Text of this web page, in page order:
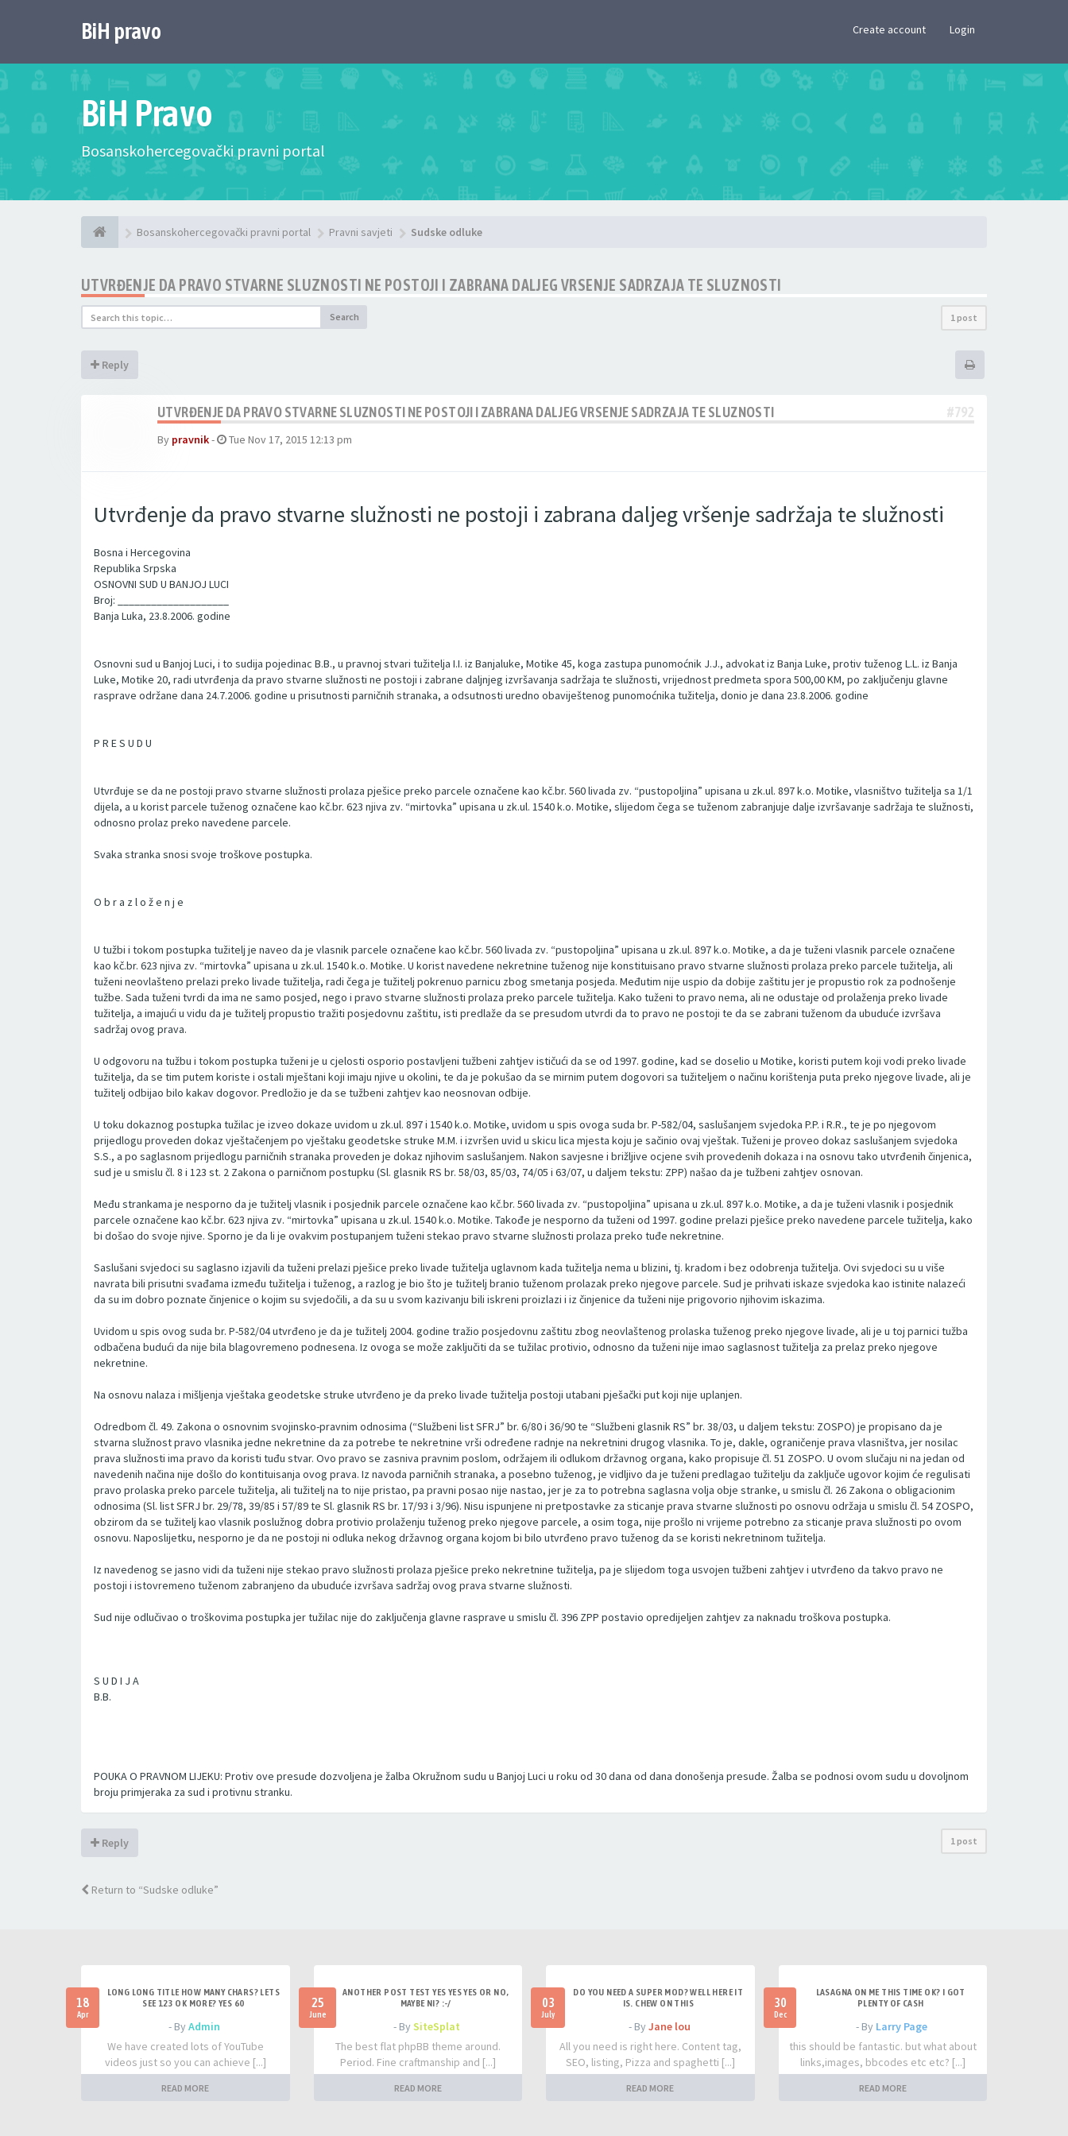
BiH pravo Create account Login
BiH Pravo
Bosanskohercegovački pravni portal
Bosanskohercegovački pravni portal Pravni savjeti Sudske odluke
UTVRĐENJE DA PRAVO STVARNE SLUZNOSTI NE POSTOJI I ZABRANA DALJEG VRSENJE SADRZAJA TE SLUZNOSTI
Search 1 post
Reply
UTVRĐENJE DA PRAVO STVARNE SLUZNOSTI NE POSTOJI I ZABRANA DALJEG VRSENJE SADRZAJA TE SLUZNOSTI #792
By pravnik- Tue Nov 17, 2015 12:13 pm
Utvrđenje da pravo stvarne služnosti ne postoji i zabrana daljeg vršenje sadržaja te služnosti
Bosna i Hercegovina
Republika Srpska
OSNOVNI SUD U BANJOJ LUCI
Broj: ____________________
Banja Luka, 23.8.2006. godine
Osnovni sud u Banjoj Luci, i to sudija pojedinac B.B., u pravnoj stvari tužitelja I.I. iz Banjaluke, Motike 45, koga zastupa punomoćnik J.J., advokat iz Banja Luke, protiv tuženog L.L. iz Banja
Luke, Motike 20, radi utvrđenja da pravo stvarne služnosti ne postoji i zabrane daljnjeg izvršavanja sadržaja te služnosti, vrijednost predmeta spora 500,00 KM, po zaključenju glavne
rasprave održane dana 24.7.2006. godine u prisutnosti parničnih stranaka, a odsutnosti uredno obaviještenog punomoćnika tužitelja, donio je dana 23.8.2006. godine
P R E S U D U
Utvrđuje se da ne postoji pravo stvarne služnosti prolaza pješice preko parcele označene kao kč.br. 560 livada zv. “pustopoljina” upisana u zk.ul. 897 k.o. Motike, vlasništvo tužitelja sa 1/1
dijela, a u korist parcele tuženog označene kao kč.br. 623 njiva zv. “mirtovka” upisana u zk.ul. 1540 k.o. Motike, slijedom čega se tuženom zabranjuje dalje izvršavanje sadržaja te služnosti,
odnosno prolaz preko navedene parcele.
Svaka stranka snosi svoje troškove postupka.
O b r a z l o ž e n j e
U tužbi i tokom postupka tužitelj je naveo da je vlasnik parcele označene kao kč.br. 560 livada zv. “pustopoljina” upisana u zk.ul. 897 k.o. Motike, a da je tuženi vlasnik parcele označene
kao kč.br. 623 njiva zv. “mirtovka” upisana u zk.ul. 1540 k.o. Motike. U korist navedene nekretnine tuženog nije konstituisano pravo stvarne služnosti prolaza preko parcele tužitelja, ali
tuženi neovlašteno prelazi preko livade tužitelja, radi čega je tužitelj pokrenuo parnicu zbog smetanja posjeda. Međutim nije uspio da dobije zaštitu jer je propustio rok za podnošenje
tužbe. Sada tuženi tvrdi da ima ne samo posjed, nego i pravo stvarne služnosti prolaza preko parcele tužitelja. Kako tuženi to pravo nema, ali ne odustaje od prolaženja preko livade
tužitelja, a imajući u vidu da je tužitelj propustio tražiti posjedovnu zaštitu, isti predlaže da se presudom utvrdi da to pravo ne postoji te da se zabrani tuženom da ubuduće izvršava
sadržaj ovog prava.
U odgovoru na tužbu i tokom postupka tuženi je u cjelosti osporio postavljeni tužbeni zahtjev ističući da se od 1997. godine, kad se doselio u Motike, koristi putem koji vodi preko livade
tužitelja, da se tim putem koriste i ostali mještani koji imaju njive u okolini, te da je pokušao da se mirnim putem dogovori sa tužiteljem o načinu korištenja puta preko njegove livade, ali je
tužitelj odbijao bilo kakav dogovor. Predložio je da se tužbeni zahtjev kao neosnovan odbije.
U toku dokaznog postupka tužilac je izveo dokaze uvidom u zk.ul. 897 i 1540 k.o. Motike, uvidom u spis ovoga suda br. P-582/04, saslušanjem svjedoka P.P. i R.R., te je po njegovom
prijedlogu proveden dokaz vještačenjem po vještaku geodetske struke M.M. i izvršen uvid u skicu lica mjesta koju je sačinio ovaj vještak. Tuženi je proveo dokaz saslušanjem svjedoka
S.S., a po saglasnom prijedlogu parničnih stranaka proveden je dokaz njihovim saslušanjem. Nakon savjesne i brižljive ocjene svih provedenih dokaza i na osnovu tako utvrđenih činjenica,
sud je u smislu čl. 8 i 123 st. 2 Zakona o parničnom postupku (Sl. glasnik RS br. 58/03, 85/03, 74/05 i 63/07, u daljem tekstu: ZPP) našao da je tužbeni zahtjev osnovan.
Među strankama je nesporno da je tužitelj vlasnik i posjednik parcele označene kao kč.br. 560 livada zv. “pustopoljina” upisana u zk.ul. 897 k.o. Motike, a da je tuženi vlasnik i posjednik
parcele označene kao kč.br. 623 njiva zv. “mirtovka” upisana u zk.ul. 1540 k.o. Motike. Takođe je nesporno da tuženi od 1997. godine prelazi pješice preko navedene parcele tužitelja, kako
bi došao do svoje njive. Sporno je da li je ovakvim postupanjem tuženi stekao pravo stvarne služnosti prolaza preko tuđe nekretnine.
Saslušani svjedoci su saglasno izjavili da tuženi prelazi pješice preko livade tužitelja uglavnom kada tužitelja nema u blizini, tj. kradom i bez odobrenja tužitelja. Ovi svjedoci su u više
navrata bili prisutni svađama između tužitelja i tuženog, a razlog je bio što je tužitelj branio tuženom prolazak preko njegove parcele. Sud je prihvati iskaze svjedoka kao istinite nalazeći
da su im dobro poznate činjenice o kojim su svjedočili, a da su u svom kazivanju bili iskreni proizlazi i iz činjenice da tuženi nije prigovorio njihovim iskazima.
Uvidom u spis ovog suda br. P-582/04 utvrđeno je da je tužitelj 2004. godine tražio posjedovnu zaštitu zbog neovlaštenog prolaska tuženog preko njegove livade, ali je u toj parnici tužba
odbačena budući da nije bila blagovremeno podnesena. Iz ovoga se može zaključiti da se tužilac protivio, odnosno da tuženi nije imao saglasnost tužitelja za prelaz preko njegove
nekretnine.
Na osnovu nalaza i mišljenja vještaka geodetske struke utvrđeno je da preko livade tužitelja postoji utabani pješački put koji nije uplanjen.
Odredbom čl. 49. Zakona o osnovnim svojinsko-pravnim odnosima (“Službeni list SFRJ” br. 6/80 i 36/90 te “Službeni glasnik RS” br. 38/03, u daljem tekstu: ZOSPO) je propisano da je
stvarna služnost pravo vlasnika jedne nekretnine da za potrebe te nekretnine vrši određene radnje na nekretnini drugog vlasnika. To je, dakle, ograničenje prava vlasništva, jer nosilac
prava služnosti ima pravo da koristi tuđu stvar. Ovo pravo se zasniva pravnim poslom, održajem ili odlukom državnog organa, kako propisuje čl. 51 ZOSPO. U ovom slučaju ni na jedan od
navedenih načina nije došlo do kontituisanja ovog prava. Iz navoda parničnih stranaka, a posebno tuženog, je vidljivo da je tuženi predlagao tužitelju da zaključe ugovor kojim će regulisati
pravo prolaska preko parcele tužitelja, ali tužitelj na to nije pristao, pa pravni posao nije nastao, jer je za to potrebna saglasna volja obje stranke, u smislu čl. 26 Zakona o obligacionim
odnosima (Sl. list SFRJ br. 29/78, 39/85 i 57/89 te Sl. glasnik RS br. 17/93 i 3/96). Nisu ispunjene ni pretpostavke za sticanje prava stvarne služnosti po osnovu održaja u smislu čl. 54 ZOSPO,
obzirom da se tužitelj kao vlasnik poslužnog dobra protivio prolaženju tuženog preko njegove parcele, a osim toga, nije prošlo ni vrijeme potrebno za sticanje prava služnosti po ovom
osnovu. Naposlijetku, nesporno je da ne postoji ni odluka nekog državnog organa kojom bi bilo utvrđeno pravo tuženog da se koristi nekretninom tužitelja.
Iz navedenog se jasno vidi da tuženi nije stekao pravo služnosti prolaza pješice preko nekretnine tužitelja, pa je slijedom toga usvojen tužbeni zahtjev i utvrđeno da takvo pravo ne
postoji i istovremeno tuženom zabranjeno da ubuduće izvršava sadržaj ovog prava stvarne služnosti.
Sud nije odlučivao o troškovima postupka jer tužilac nije do zaključenja glavne rasprave u smislu čl. 396 ZPP postavio opredijeljen zahtjev za naknadu troškova postupka.
S U D I J A
B.B.
POUKA O PRAVNOM LIJEKU: Protiv ove presude dozvoljena je žalba Okružnom sudu u Banjoj Luci u roku od 30 dana od dana donošenja presude. Žalba se podnosi ovom sudu u dovoljnom
broju primjeraka za sud i protivnu stranku.
Reply 1 post
Return to “Sudske odluke”
18
Apr
LONG LONG TITLE HOW MANY CHARS? LETS
SEE 123 OK MORE? YES 60
- ByAdmin
We have created lots of YouTube
videos just so you can achieve [...]
READ MORE
25
June
ANOTHER POST TEST YES YES YES OR NO,
MAYBE NI? :-/
- BySiteSplat
The best flat phpBB theme around.
Period. Fine craftmanship and [...]
READ MORE
03
July
DO YOU NEED A SUPER MOD? WELL HERE IT
IS. CHEW ON THIS
- By Jane lou
All you need is right here. Content tag,
SEO, listing, Pizza and spaghetti [...]
READ MORE
30
Dec
LASAGNA ON ME THIS TIME OK? I GOT
PLENTY OF CASH
- By Larry Page
this should be fantastic. but what about
links,images, bbcodes etc etc? [...]
READ MORE